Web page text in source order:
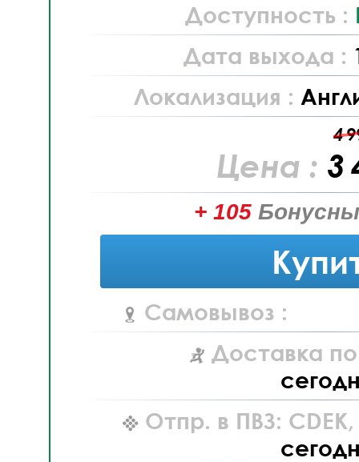
Доступность :
Дата выхода :
Локализация :
4
Цена : 3
+ 105
Самовывоз :
Доставка
Отпр. в ПВЗ: CDEK,